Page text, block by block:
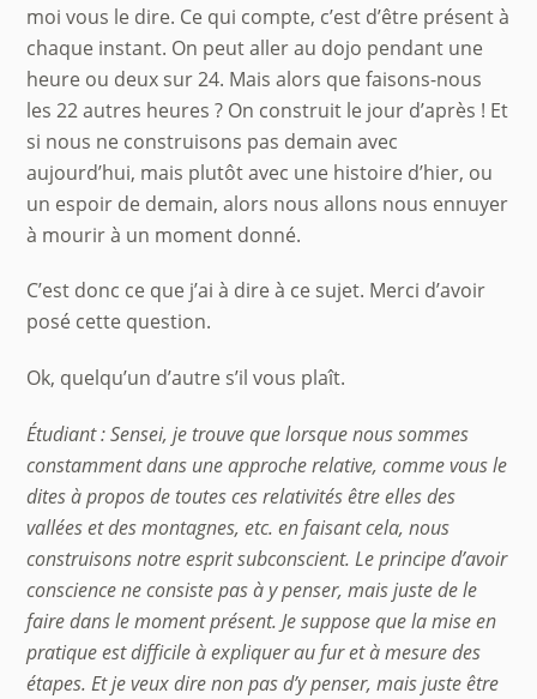
moi vous le dire. Ce qui compte, c’est d’être présent à
chaque instant. On peut aller au dojo pendant une
heure ou deux sur 24. Mais alors que faisons-nous
les 22 autres heures ? On construit le jour d’après ! Et
si nous ne construisons pas demain avec
aujourd’hui, mais plutôt avec une histoire d’hier, ou
un espoir de demain, alors nous allons nous ennuyer
à mourir à un moment donné.
C’est donc ce que j’ai à dire à ce sujet. Merci d’avoir
posé cette question.
Ok, quelqu’un d’autre s’il vous plaît.
Étudiant : Sensei, je trouve que lorsque nous sommes
constamment dans une approche relative, comme vous le
dites à propos de toutes ces relativités être elles des
vallées et des montagnes, etc. en faisant cela, nous
construisons notre esprit subconscient. Le principe d’avoir
conscience ne consiste pas à y penser, mais juste de le
faire dans le moment présent. Je suppose que la mise en
pratique est difficile à expliquer au fur et à mesure des
étapes. Et je veux dire non pas d’y penser, mais juste être